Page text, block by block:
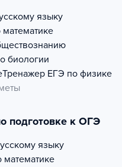
языку
биологии
Тренажер ЕГЭ по физике
подготовке к ОГЭ
языку